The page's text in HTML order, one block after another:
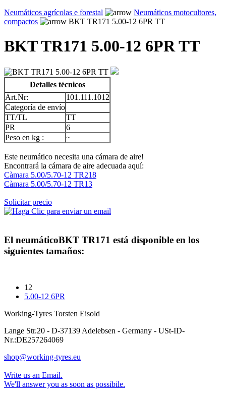
Neumáticos agrícolas e forestal
Neumáticos motocultores,
compactos
BKT TR171 5.00-12 6PR TT
BKT TR171 5.00-12 6PR TT
Detalles técnicos
Art.Nr:
101.111.1012
Categoría de envío
TT/TL
TT
PR
6
Peso en kg :
~
Este neumático necesita una cámara de aire!
Encontrará la cámara de aire adecuada aquí:
Càmara 5.00/5.70-12 TR218
Càmara 5.00/5.70-12 TR13
Solicitar precio
El neumáticoBKT TR171 está disponible en los
siguientes tamaños:
12
5.00-12 6PR
Working-Tyres Torsten Eisold
Lange Str.20 - D-37139 Adelebsen - Germany - USt-ID-
Nr.:DE257264069
shop@working-tyres.eu
Write us an Email.
We'll answer you as soon as possibile.